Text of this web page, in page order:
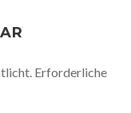
Erforderliche